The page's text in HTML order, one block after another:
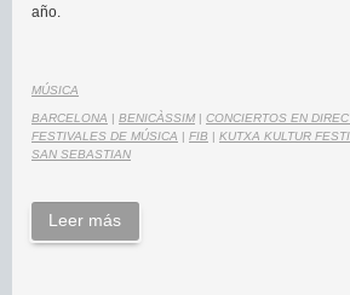
año.
MÚSICA
BARCELONA | BENICÀSSIM | CONCIERTOS EN
FESTIVALES DE MÚSICA | FIB | KUTXA KULTUR
SAN SEBASTIAN
Leer más